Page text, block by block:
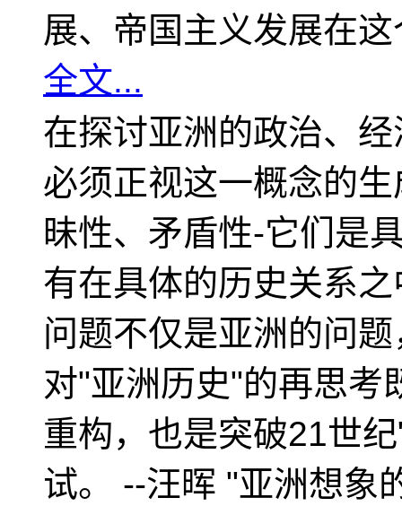
展、帝国主义发展在
全文...
在探讨亚洲的政治、
必须正视这一概念的
昧性、矛盾性-它们是
有在具体的历史关系
问题不仅是亚洲的问
对"亚洲历史"的再思考
重构，也是突破21世
试。 --汪晖 "亚洲想象